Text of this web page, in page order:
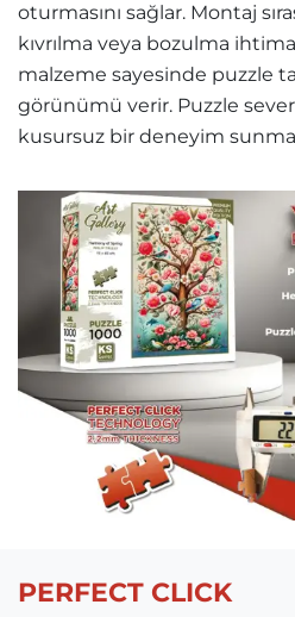
oturmasını sağlar. Montaj
kıvrılma veya bozulma
malzeme sayesinde puzzle
görünümü verir. Puzzle
kusursuz bir deneyim
PERFECT CLICK